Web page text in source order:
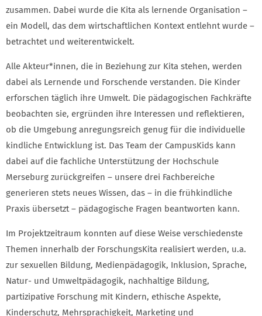
zusammen. Dabei wurde die Kita als lernende Organisation –
ein Modell, das dem wirtschaftlichen Kontext entlehnt wurde –
betrachtet und weiterentwickelt.
Alle Akteur*innen, die in Beziehung zur Kita stehen, werden
dabei als Lernende und Forschende verstanden. Die Kinder
erforschen täglich ihre Umwelt. Die pädagogischen Fachkräfte
beobachten sie, ergründen ihre Interessen und reflektieren,
ob die Umgebung anregungsreich genug für die individuelle
kindliche Entwicklung ist. Das Team der CampusKids kann
dabei auf die fachliche Unterstützung der Hochschule
Merseburg zurückgreifen – unsere drei Fachbereiche
generieren stets neues Wissen, das – in die frühkindliche
Praxis übersetzt – pädagogische Fragen beantworten kann.
Im Projektzeitraum konnten auf diese Weise verschiedenste
Themen innerhalb der ForschungsKita realisiert werden, u.a.
zur sexuellen Bildung, Medienpädagogik, Inklusion, Sprache,
Natur- und Umweltpädagogik, nachhaltige Bildung,
partizipative Forschung mit Kindern, ethische Aspekte,
Kinderschutz, Mehrsprachigkeit, Marketing und